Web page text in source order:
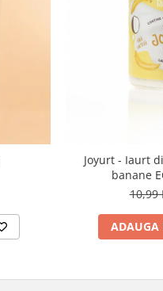
Joyurt - Iaurt
banane
10,99
ADAUGA